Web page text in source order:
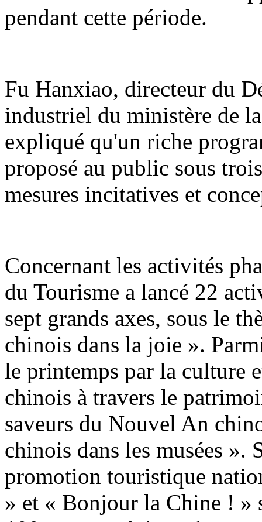
pendant cette période.
Fu Hanxiao, directeur du
industriel du ministère de
expliqué qu'un riche
proposé au public sous
mesures incitatives et
Concernant les activités
du Tourisme a lancé 22
sept grands axes, sous le
chinois dans la joie ».
le printemps par la culture
chinois à travers le
saveurs du Nouvel An
chinois dans les musées ».
promotion touristique
» et « Bonjour la Chine ! »